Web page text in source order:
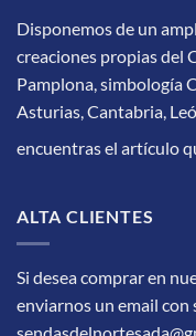
Disponemos de un
creaciones propias del
Pamplona, simbología
Asturias, Cantabria,
encuentras el artículo
ALTA CLIENTES
Si desea comprar en
enviarnos un email con